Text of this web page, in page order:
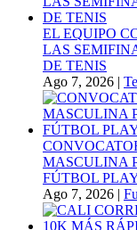
EL EQUIPO
LAS
DE TENIS
Ago 7, 2026 |
MASCULINA
FÚTBOL
Ago 7, 2026 |